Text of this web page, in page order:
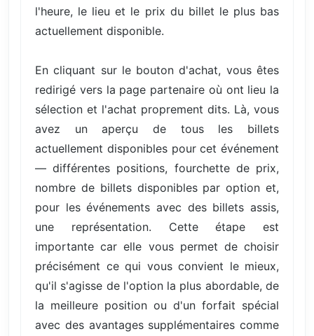
l'heure, le lieu et le prix du billet le plus bas
actuellement disponible.
En cliquant sur le bouton d'achat, vous êtes
redirigé vers la page partenaire où ont lieu la
sélection et l'achat proprement dits. Là, vous
avez un aperçu de tous les billets
actuellement disponibles pour cet événement
— différentes positions, fourchette de prix,
nombre de billets disponibles par option et,
pour les événements avec des billets assis,
une représentation. Cette étape est
importante car elle vous permet de choisir
précisément ce qui vous convient le mieux,
qu'il s'agisse de l'option la plus abordable, de
la meilleure position ou d'un forfait spécial
avec des avantages supplémentaires comme